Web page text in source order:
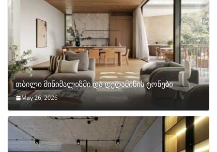
თბილი მინიმალიზმი და დედამიწის ტონები
May 26, 2026